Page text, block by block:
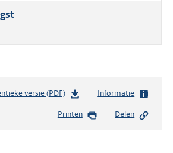
versie (PDF)b
s
Informatie
Printen Delen